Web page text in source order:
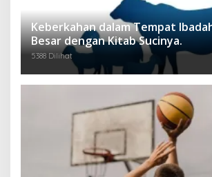
Keberkahan dalam Tempat
Besar dengan Kitab Sucinya.
5388 Dilihat